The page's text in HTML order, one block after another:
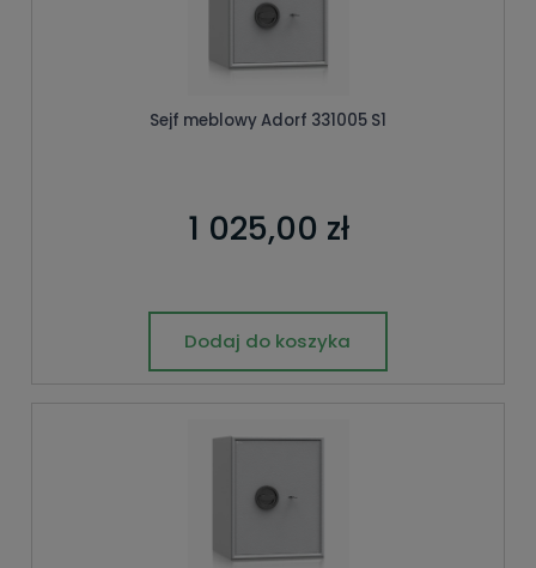
Sejf meblowy Adorf 331005 S1
1 025,00 zł
Dodaj do koszyka